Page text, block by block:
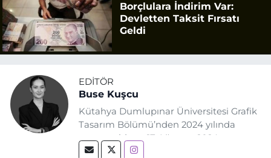
Borçlulara İndirim Var:
Devletten Taksit Fırsatı
Geldi
EDITÖR
Buse Kuşcu
Kütahya Dumlupınar Üniversitesi Grafik
Tasarım Bölümü’nden 2024 yılında
mezun oldum. 17 Ağustos 2024
tarihinde, Grafik Tasarım alanında staj